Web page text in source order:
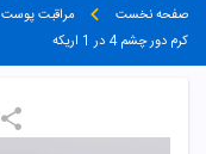
صفحه نخست مراقبت پوست
کرم دور چشم 4 در 1 اریکه